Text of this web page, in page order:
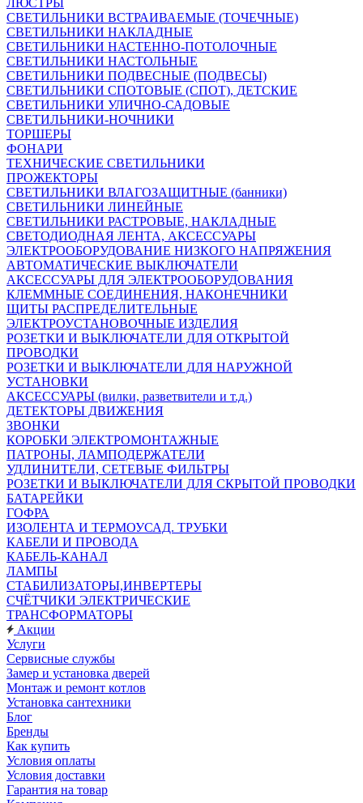
ЛЮСТРЫ
СВЕТИЛЬНИКИ ВСТРАИВАЕМЫЕ (ТОЧЕЧНЫЕ)
СВЕТИЛЬНИКИ НАКЛАДНЫЕ
СВЕТИЛЬНИКИ НАСТЕННО-ПОТОЛОЧНЫЕ
СВЕТИЛЬНИКИ НАСТОЛЬНЫЕ
СВЕТИЛЬНИКИ ПОДВЕСНЫЕ (ПОДВЕСЫ)
СВЕТИЛЬНИКИ СПОТОВЫЕ (СПОТ), ДЕТСКИЕ
СВЕТИЛЬНИКИ УЛИЧНО-САДОВЫЕ
СВЕТИЛЬНИКИ-НОЧНИКИ
ТОРШЕРЫ
ФОНАРИ
ТЕХНИЧЕСКИЕ СВЕТИЛЬНИКИ
ПРОЖЕКТОРЫ
СВЕТИЛЬНИКИ ВЛАГОЗАЩИТНЫЕ (банники)
СВЕТИЛЬНИКИ ЛИНЕЙНЫЕ
СВЕТИЛЬНИКИ РАСТРОВЫЕ, НАКЛАДНЫЕ
СВЕТОДИОДНАЯ ЛЕНТА, АКСЕССУАРЫ
ЭЛЕКТРООБОРУДОВАНИЕ НИЗКОГО НАПРЯЖЕНИЯ
АВТОМАТИЧЕСКИЕ ВЫКЛЮЧАТЕЛИ
АКСЕССУАРЫ ДЛЯ ЭЛЕКТРООБОРУДОВАНИЯ
КЛЕММНЫЕ СОЕДИНЕНИЯ, НАКОНЕЧНИКИ
ЩИТЫ РАСПРЕДЕЛИТЕЛЬНЫЕ
ЭЛЕКТРОУСТАНОВОЧНЫЕ ИЗДЕЛИЯ
РОЗЕТКИ И ВЫКЛЮЧАТЕЛИ ДЛЯ ОТКРЫТОЙ
ПРОВОДКИ
РОЗЕТКИ И ВЫКЛЮЧАТЕЛИ ДЛЯ НАРУЖНОЙ
УСТАНОВКИ
АКСЕССУАРЫ (вилки, разветвители и т.д.)
ДЕТЕКТОРЫ ДВИЖЕНИЯ
ЗВОНКИ
КОРОБКИ ЭЛЕКТРОМОНТАЖНЫЕ
ПАТРОНЫ, ЛАМПОДЕРЖАТЕЛИ
УДЛИНИТЕЛИ, СЕТЕВЫЕ ФИЛЬТРЫ
РОЗЕТКИ И ВЫКЛЮЧАТЕЛИ ДЛЯ СКРЫТОЙ ПРОВОДКИ
БАТАРЕЙКИ
ГОФРА
ИЗОЛЕНТА И ТЕРМОУСАД. ТРУБКИ
КАБЕЛИ И ПРОВОДА
КАБЕЛЬ-КАНАЛ
ЛАМПЫ
СТАБИЛИЗАТОРЫ,ИНВЕРТЕРЫ
СЧЁТЧИКИ ЭЛЕКТРИЧЕСКИЕ
ТРАНСФОРМАТОРЫ
Акции
Услуги
Сервисные службы
Замер и установка дверей
Монтаж и ремонт котлов
Установка сантехники
Блог
Бренды
Как купить
Условия оплаты
Условия доставки
Гарантия на товар